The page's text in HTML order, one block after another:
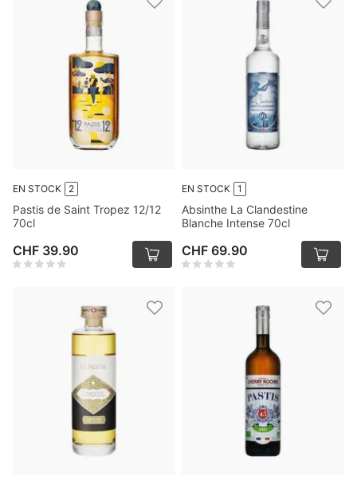
EN STOCK 2
Pastis de Saint Tropez 12/12
70cl
CHF 39.90
EN STOCK 1
Absinthe La Clandestine
Blanche Intense 70cl
CHF 69.90